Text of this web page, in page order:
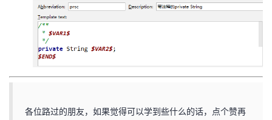
各位路过的朋友，如果觉得可以学到些什么的话，点个赞再